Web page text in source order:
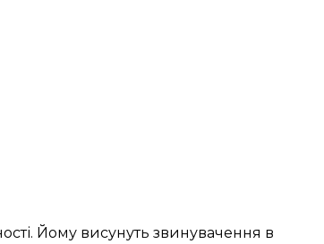
Йому висунуть звинувачення в